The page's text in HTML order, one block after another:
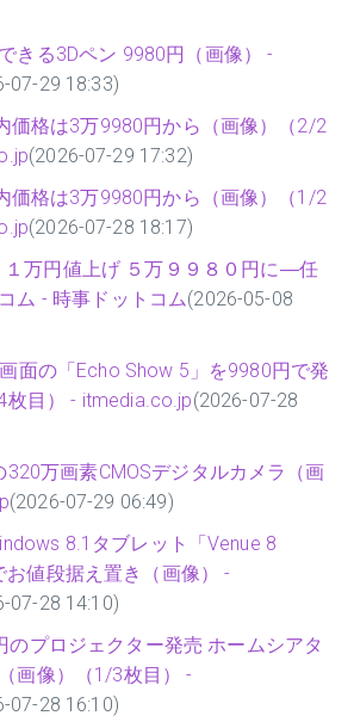
きる3Dペン 9980円（画像） -
07-29 18:33)
価格は3万9980円から（画像）（2/2
(2026-07-29 17:32)
価格は3万9980円から（画像）（1/2
(2026-07-28 18:17)
１万円値上げ ５万９９８０円に―任
ム - 時事ドットコム(2026-05-08
面の「Echo Show 5」を9980円で発
目） - itmedia.co.jp(2026-07-28
320万画素CMOSデジタルカメラ（画
(2026-07-29 06:49)
8.1タブレット「Venue 8
値段据え置き（画像） -
07-28 14:10)
のプロジェクター発売 ホームシアタ
画像）（1/3枚目） -
07-28 16:10)